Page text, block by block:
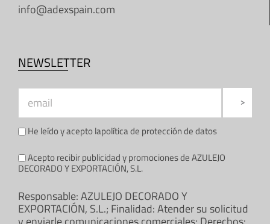
info@adexspain.com
NEWSLETTER
He leído y acepto lapolítica de protección de datos
Acepto recibir publicidad y promociones de AZULEJO
DECORADO Y EXPORTACIÓN, S.L.
Responsable: AZULEJO DECORADO Y
EXPORTACIÓN, S.L.; Finalidad: Atender su solicitud